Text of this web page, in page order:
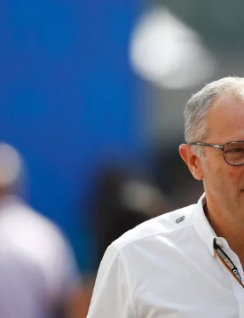
FÓRMULA E